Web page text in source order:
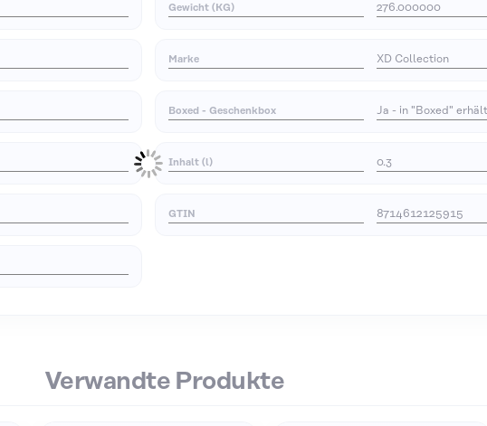
Gewicht (KG) 276.000000
Marke XD Collection
Boxed - Geschenkbox Ja - in "Boxed"
Inhalt (l) 0.3
GTIN 8714612125915
Verwandte Produkte